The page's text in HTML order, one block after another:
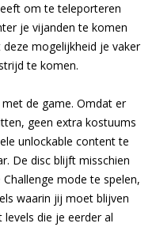
om te teleporteren
je vijanden te komen
mogelijkheid je vaker
te komen.
de game. Omdat er
geen extra kostuums
unlockable content te
De disc blijft misschien
mode te spelen,
waarin jij moet blijven
die je eerder al